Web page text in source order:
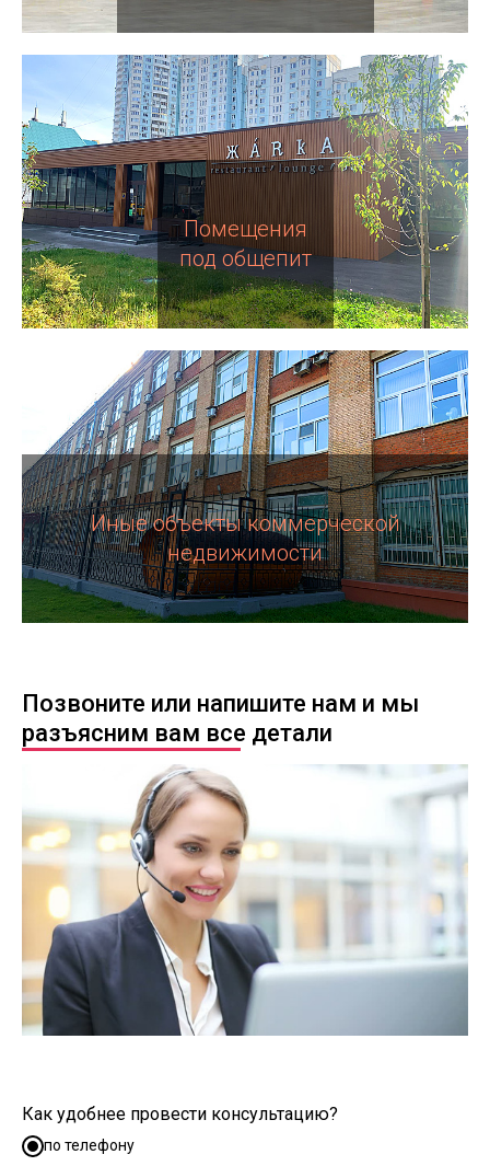
Помещения
под общепит
Иные объекты коммерческой
недвижимости
Позвоните или напишите нам и мы
разъясним вам все детали
Как удобнее провести консультацию?
по телефону